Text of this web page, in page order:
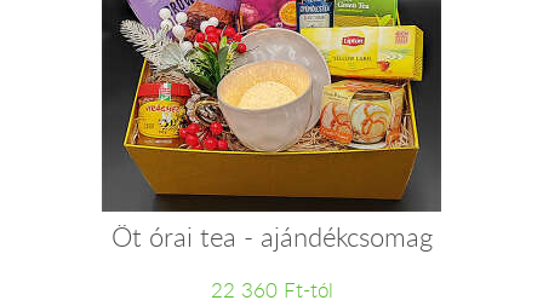
Öt órai tea - ajándékcsomag
22 360 Ft-tól